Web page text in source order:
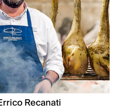
Recanati